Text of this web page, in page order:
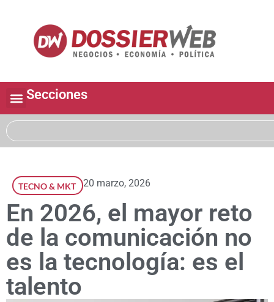
Secciones
TECNO & MKT 20 marzo, 2026
En 2026, el mayor reto
de la comunicación no
es la tecnología: es el
talento